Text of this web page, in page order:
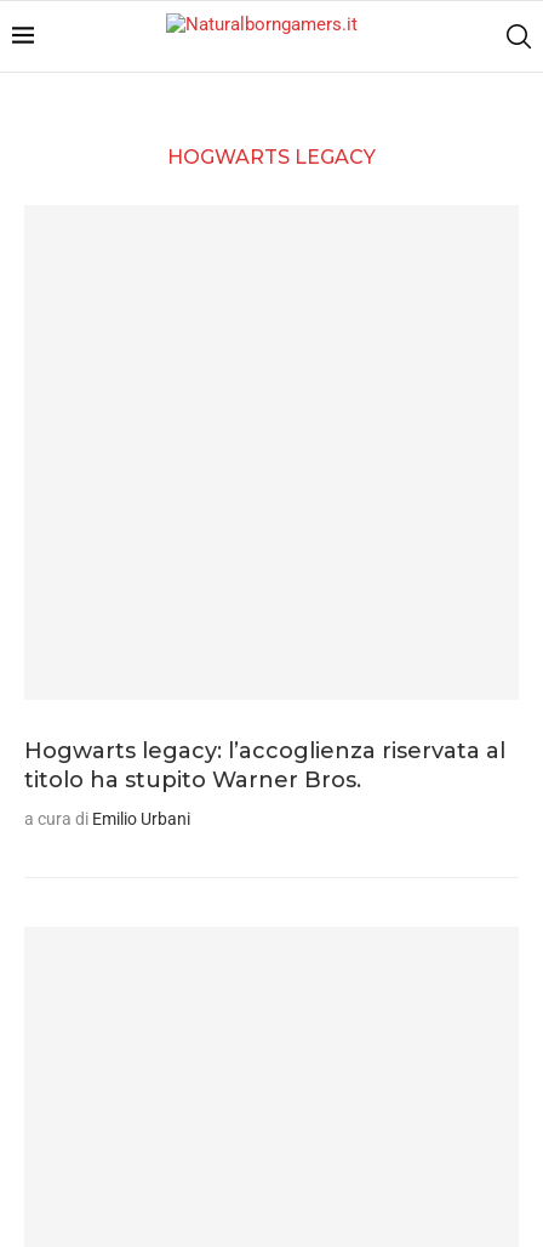
HOGWARTS LEGACY
Hogwarts legacy: l’accoglienza riservata al
titolo ha stupito Warner Bros.
a cura di Emilio Urbani